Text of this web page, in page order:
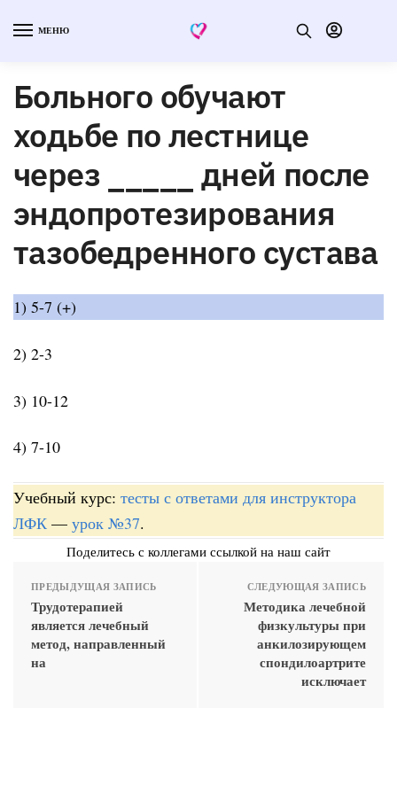
МЕНЮ
Больного обучают
ходьбе по лестнице
через _____ дней после
эндопротезирования
тазобедренного сустава
1) 5-7 (+)
2) 2-3
3) 10-12
4) 7-10
Учебный курс: тесты с ответами для инструктора
ЛФК — урок №37.
Поделитесь с коллегами ссылкой на наш сайт
ПРЕДЫДУЩАЯ ЗАПИСЬ
Трудотерапией
является лечебный
метод, направленный
на
СЛЕДУЮЩАЯ ЗАПИСЬ
Методика лечебной
физкультуры при
анкилозирующем
спондилоартрите
исключает